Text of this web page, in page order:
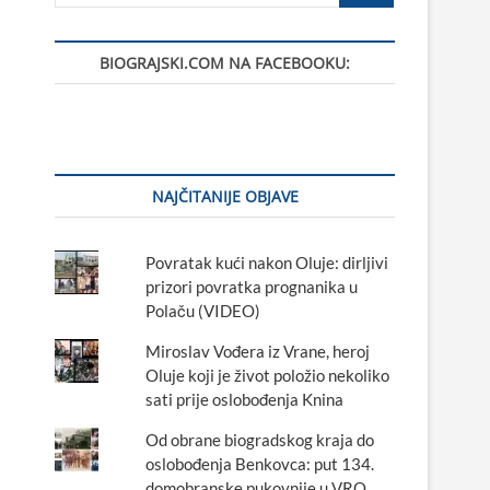
BIOGRAJSKI.COM NA FACEBOOKU:
NAJČITANIJE OBJAVE
Povratak kući nakon Oluje: dirljivi
prizori povratka prognanika u
Polaču (VIDEO)
Miroslav Vođera iz Vrane, heroj
Oluje koji je život položio nekoliko
sati prije oslobođenja Knina
Od obrane biogradskog kraja do
oslobođenja Benkovca: put 134.